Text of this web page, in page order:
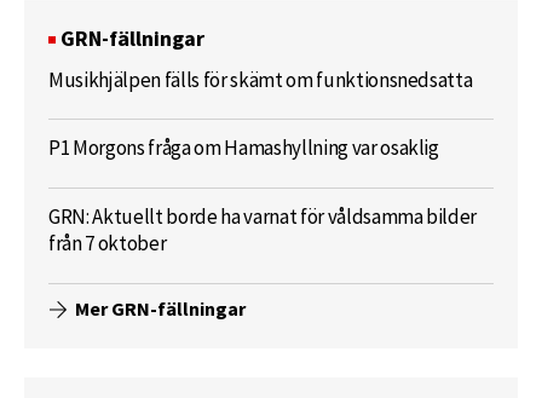
GRN-fällningar
Musikhjälpen fälls för skämt om funktionsnedsatta
P1 Morgons fråga om Hamashyllning var osaklig
GRN: Aktuellt borde ha varnat för våldsamma bilder
från 7 oktober
Mer GRN-fällningar